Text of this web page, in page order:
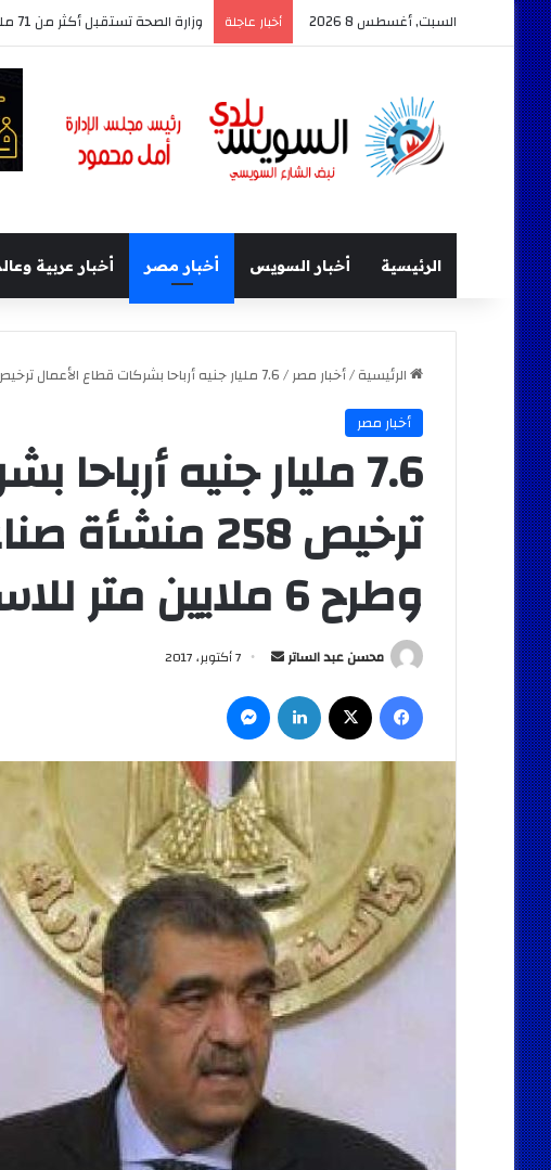
السبت, أغسطس 8 2026 أخبار عاجلة وزارة الصحة تستقبل أكثر من 71 مليون زيارة للسيدات لتلقي خدمات الفحص والتوعية
الرئيسية أخبار السويس أخبار مصر أخبار عربية
الرئيسية/أخبار مصر/7.6 مليار جنيه أرباحا بشركات قطاع الأعمال ترخيص 258 منشأة صناعية فى شهر.. وطرح 6 ملايين متر للاستثمار
أخبار مصر
7.6 مليار جنيه
ترخيص 258
وطرح 6 ملايين متر للاستثمار
محسن عبد الساتر
أرسل
إلكترونيا
7 أكتوبر، 2017
فيسبوك لينكدإن